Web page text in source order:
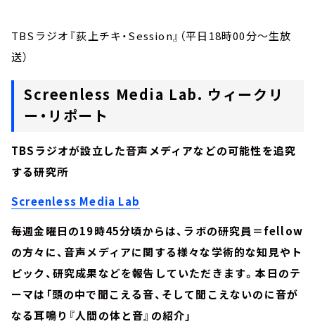
TBSラジオ『荻上チキ・Session』（平日18時00分～生放
送）
Screenless Media Lab. ウィークリ
ー・リポート
TBSラジオが設立した音声メディアなどの可能性を追究
する研究所
Screenless Media Lab
毎週金曜日の19時45分頃からは、ラボの研究員＝fellow
の方々に、音声メディアに関する様々な学術的な知見やト
ピック、研究成果などを報告していただきます。本日のテ
ーマは「頭の中で聞こえる音、そして聞こえないのに音が
なる耳鳴り『人間の体と音』の紹介」